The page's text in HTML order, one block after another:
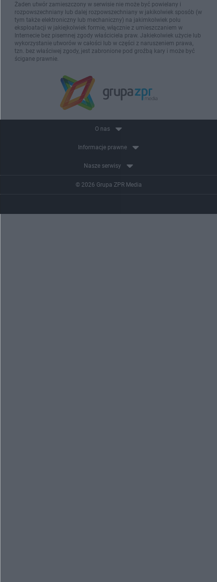
Żaden utwór zamieszczony w serwisie nie może być powielany i
rozpowszechniany lub dalej rozpowszechniany w jakikolwiek sposób (w
tym także elektroniczny lub mechaniczny) na jakimkolwiek polu
eksploatacji w jakiejkolwiek formie, włącznie z umieszczaniem w
Internecie bez pisemnej zgody właściciela praw. Jakiekolwiek użycie lub
wykorzystanie utworów w całości lub w części z naruszeniem prawa,
tzn. bez właściwej zgody, jest zabronione pod groźbą kary i może być
ścigane prawnie.
O nas
Informacje prawne
Nasze serwisy
© 2026 Grupa ZPR Media